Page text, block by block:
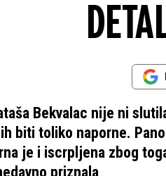
Bekvalac nije ni
biti toliko naporne.
je i iscrpljena zbog
priznala